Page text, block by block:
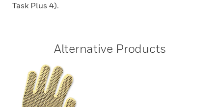
Task Plus 4).
Alternative Products